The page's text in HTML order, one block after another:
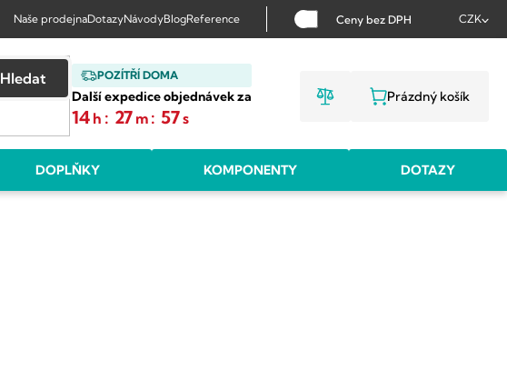
Naše prodejnaDotazyNávodyBlogReference Ceny bez DPH CZK
POZÍTŘÍ DOMA
Další expedice objednávek za
14 h : 27 m : 56 s
Hledat
NÁKUPNÍ
Prázdný košík
DOPLŇKY KOMPONENTY DOTAZY